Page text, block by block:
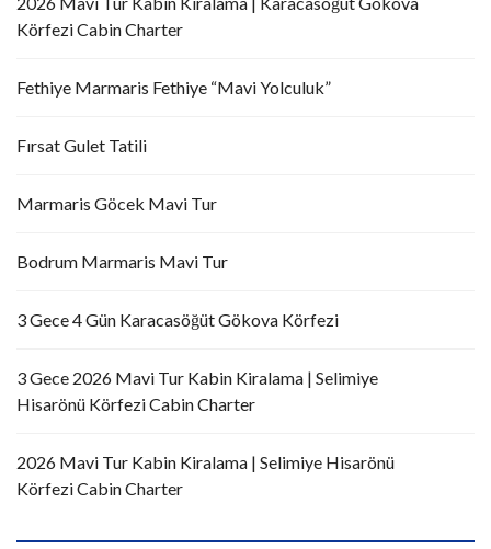
Körfezi Cabin Charter
Fethiye Marmaris Fethiye “Mavi Yolculuk”
Fırsat Gulet Tatili
Marmaris Göcek Mavi Tur
Bodrum Marmaris Mavi Tur
3 Gece 4 Gün Karacasöğüt Gökova Körfezi
3 Gece 2026 Mavi Tur Kabin Kiralama | Selimiye
Hisarönü Körfezi Cabin Charter
2026 Mavi Tur Kabin Kiralama | Selimiye Hisarönü
Körfezi Cabin Charter